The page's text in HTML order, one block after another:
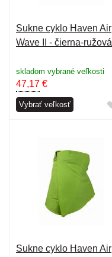
Sukne cyklo Haven Air
Wave II - čierna-ružová
skladom vybrané veľkosti
47,17 €
Vybrať veľkosť
Sukne cyklo Haven Air